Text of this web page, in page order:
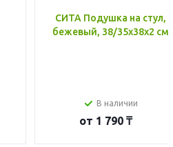
СИТА Подушка на стул,
бежевый, 38/35x38x2 см
В наличии
от 1 790 ₸